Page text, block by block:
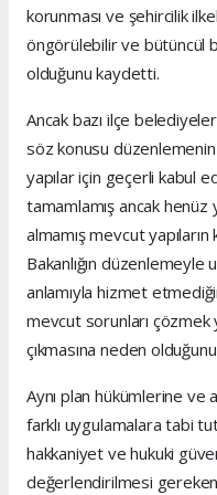
korunması ve şehircilik
öngörülebilir ve bütüncül
olduğunu kaydetti.
Ancak bazı ilçe
söz konusu düzenlemenin
yapılar için geçerli kabul
tamamlamış ancak henüz
almamış mevcut yapıların
Bakanlığın
anlamıyla hizmet
mevcut sorunları
çıkmasına neden
Aynı plan hükümlerine ve
farklı uygulamalara tabi
hakkaniyet ve hukuki
değerlendirilmesi